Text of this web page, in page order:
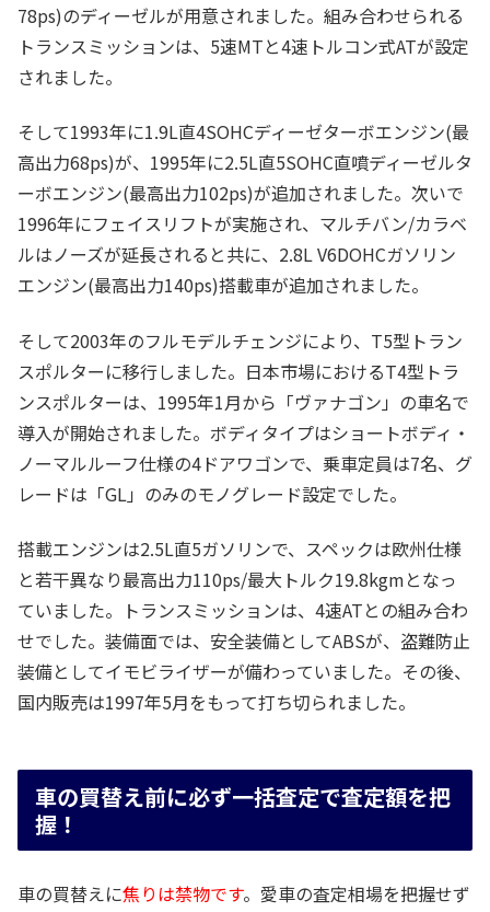
78ps)のディーゼルが用意されました。組み合わせられる
トランスミッションは、5速MTと4速トルコン式ATが設定
されました。
そして1993年に1.9L直4SOHCディーゼターボエンジン(最
高出力68ps)が、1995年に2.5L直5SOHC直噴ディーゼルタ
ーボエンジン(最高出力102ps)が追加されました。次いで
1996年にフェイスリフトが実施され、マルチバン/カラベ
ルはノーズが延長されると共に、2.8L V6DOHCガソリン
エンジン(最高出力140ps)搭載車が追加されました。
そして2003年のフルモデルチェンジにより、T5型トラン
スポルターに移行しました。日本市場におけるT4型トラ
ンスポルターは、1995年1月から「ヴァナゴン」の車名で
導入が開始されました。ボディタイプはショートボディ・
ノーマルルーフ仕様の4ドアワゴンで、乗車定員は7名、グ
レードは「GL」のみのモノグレード設定でした。
搭載エンジンは2.5L直5ガソリンで、スペックは欧州仕様
と若干異なり最高出力110ps/最大トルク19.8kgmとなっ
ていました。トランスミッションは、4速ATとの組み合わ
せでした。装備面では、安全装備としてABSが、盗難防止
装備としてイモビライザーが備わっていました。その後、
国内販売は1997年5月をもって打ち切られました。
車の買替え前に必ず一括査定で査定額を把
握！
車の買替えに焦りは禁物です。愛車の査定相場を把握せず